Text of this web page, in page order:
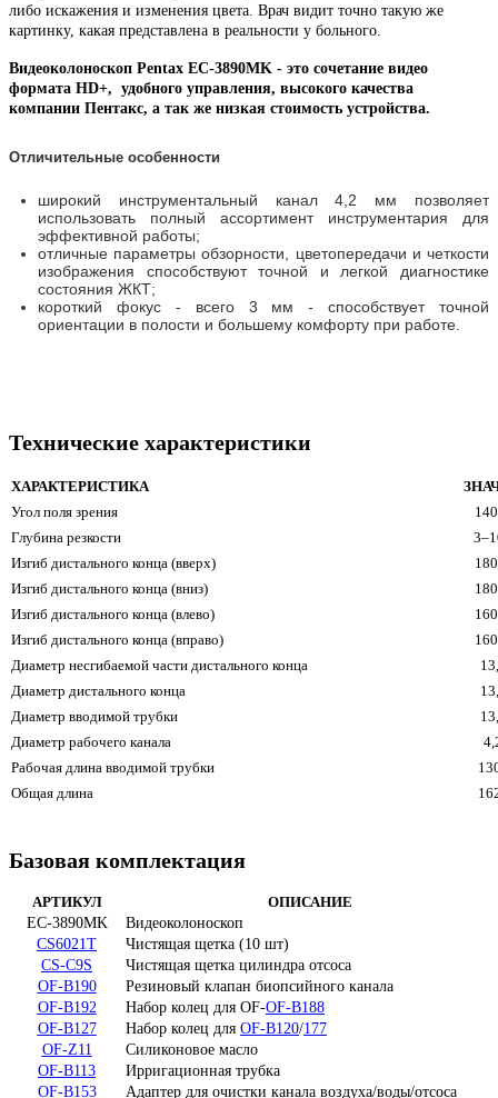
либо искажения и изменения цвета. Врач видит точно такую же
картинку, какая представлена в реальности у больного.
Видеоколоноскоп Pentax EC-3890MK - это сочетание видео
формата HD+, удобного управления, высокого качества
компании Пентакс, а так же низкая стоимость устройства.
Отличительные особенности
широкий инструментальный канал 4,2 мм позволяет
использовать полный ассортимент инструментария для
эффективной работы;
отличные параметры обзорности, цветопередачи и четкости
изображения способствуют точной и легкой диагностике
состояния ЖКТ;
короткий фокус - всего 3 мм - способствует точной
ориентации в полости и большему комфорту при работе.
Технические характеристики
ХАРАКТЕРИСТИКА
Угол поля зрения
Глубина резкости
Изгиб дистального конца (вверх)
Изгиб дистального конца (вниз)
Изгиб дистального конца (влево)
Изгиб дистального конца (вправо)
Диаметр несгибаемой части дистального конца
Диаметр дистального конца
Диаметр вводимой трубки
Диаметр рабочего канала
Рабочая длина вводимой трубки
Общая длина
Базовая комплектация
АРТИКУЛ
ОПИСАНИЕ
EC-3890MK
Видеоколоноскоп
CS6021T
Чистящая щетка (10 шт)
CS-C9S
Чистящая щетка цилиндра отсоса
OF-B190
Резиновый клапан биопсийного канала
OF-B192
Набор колец для OF-OF-B188
OF-B127
Набор колец для OF-B120/177
OF-Z11
Силиконовое масло
OF-B113
Ирригационная трубка
OF-B153
Адаптер для очистки канала воздуха/воды/отсоса